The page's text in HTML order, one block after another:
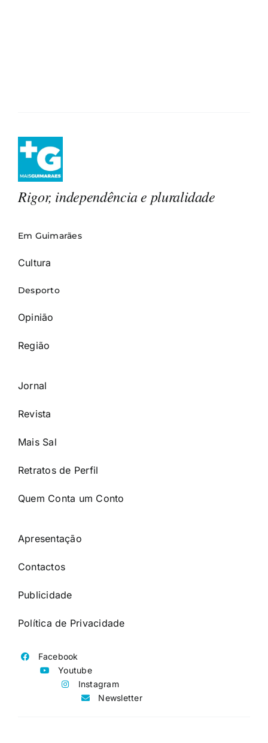
Rigor, independência e pluralidade
Em Guimarães
Cultura
Desporto
Opinião
Região
Jornal
Revista
Mais Sal
Retratos de Perfil
Quem Conta um Conto
Apresentação
Contactos
Publicidade
Política de Privacidade
Facebook
Youtube
Instagram
Newsletter